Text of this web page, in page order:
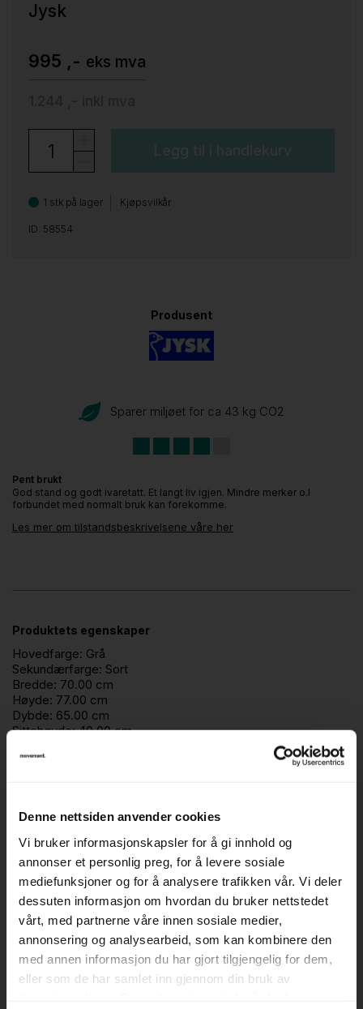
Denne nettsiden anvender cookies
Vi bruker informasjonskapsler for å gi innhold og
annonser et personlig preg, for å levere sosiale
mediefunksjoner og for å analysere trafikken vår. Vi deler
dessuten informasjon om hvordan du bruker nettstedet
vårt, med partnerne våre innen sosiale medier,
annonsering og analysearbeid, som kan kombinere den
med annen informasjon du har gjort tilgjengelig for dem,
eller som de har samlet inn gjennom din bruk av
Jysk
995 ,- eks mva
Legg til i handlekurv
1 stk på lager Kjøpsvilkår
ID: 58554
Produsent
Sparer miljøet for ca 43 kg CO2
Pent brukt
God stand og godt ivaretatt. Et langt liv igjen. Mindre merker o.l
forbundet med normalt bruk kan forekomme.
Les mer om tilstandsbeskrivelsene våre her
Produktets egenskaper
Hovedfarge: Grå
Sekundærfarge: Sort
Bredde: 70.00 cm
Høyde: 77.00 cm
Dybde: 65.00 cm
Sittehøyde:40.00 cm
Lenestol fra Jysk, modell Fausing
Produsent: Jysk
JYSK er en internasjonal møbel- og interiørkjede med
skandinaviske røtter, kjent for sine funksjonelle og
prisgunstige møbler. Selskapet ble grunnlagt i Danmark i
1979 og tilbyr et bredt utvalg av kontormøbler med fokus
på praktiske løsninger og moderne design. Med en